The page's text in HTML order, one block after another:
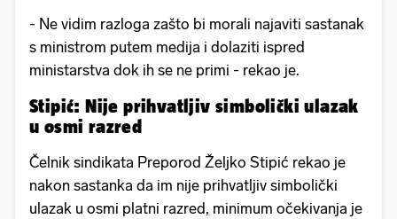
- Ne vidim razloga zašto bi morali najaviti sastanak
s ministrom putem medija i dolaziti ispred
ministarstva dok ih se ne primi - rekao je.
Stipić: Nije prihvatljiv simbolički ulazak
u osmi razred
Čelnik sindikata Preporod Željko Stipić rekao je
nakon sastanka da im nije prihvatljiv simbolički
ulazak u osmi platni razred, minimum očekivanja je